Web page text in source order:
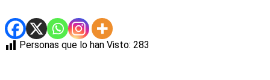
Personas que lo han Visto: 283